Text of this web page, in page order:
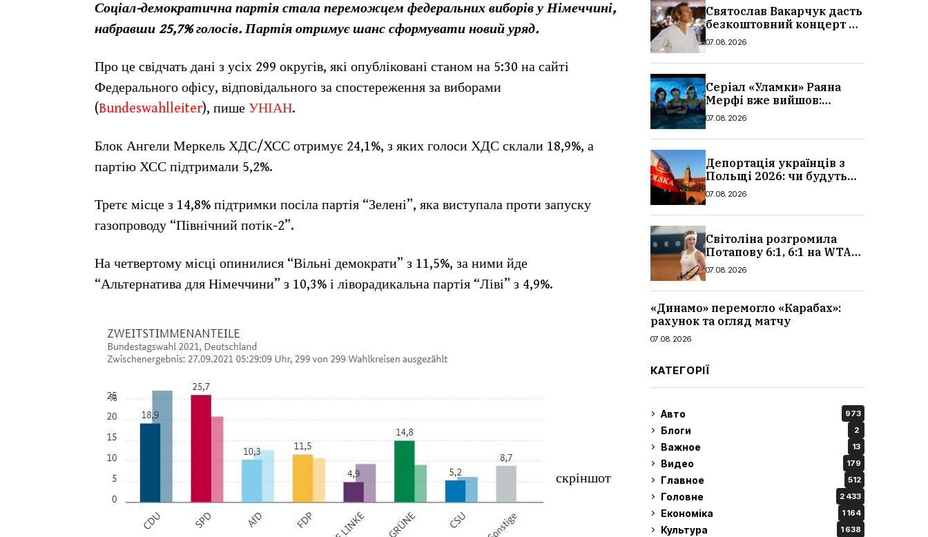
Соціал-демократична партія стала переможцем федеральних виборів у Німеччині,
набравши 25,7% голосів. Партія отримує шанс сформувати новий уряд.
Про це свідчать дані з усіх 299 округів, які опубліковані станом на 5:30 на сайті
Федерального офісу, відповідального за спостереження за виборами
(Bundeswahlleiter), пише УНІАН.
Блок Ангели Меркель ХДС/ХСС отримує 24,1%, з яких голоси ХДС склали 18,9%, а
партію ХСС підтримали 5,2%.
Третє місце з 14,8% підтримки посіла партія “Зелені”, яка виступала проти запуску
газопроводу “Північний потік-2”.
На четвертому місці опинилися “Вільні демократи” з 11,5%, за ними йде
“Альтернатива для Німеччини” з 10,3% і ліворадикальна партія “Ліві” з 4,9%.
скріншот
Святослав Вакарчук дасть
безкоштовний концерт у
Львові: дата і місце
07.08.2026
Серіал «Уламки» Раяна
Мерфі вже вийшов:
сюжет, актори та всі
07.08.2026
Депортація українців з
Польщі 2026: чи будуть
висилати українських
07.08.2026
Світоліна розгромила
Потапову 6:1, 6:1 на WTA
1000 у Торонто
07.08.2026
«Динамо» перемогло «Карабах»:
рахунок та огляд матчу
07.08.2026
КАТЕГОРІЇ
Авто 973
Блоги 2
Важное 13
Видео 179
Главное 512
Головне 2 433
Економіка 1 164
Культура 1 638